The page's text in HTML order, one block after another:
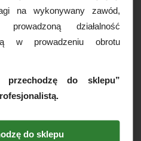
włókninowy MAXI
op.
jakości włókniny,
przyjemny w dotyku.
oraz nie pyli - idealny do
salonach kosmetycznych,
o wysokim standardzie
na wykonywany zawód,
działalność
w prowadzeniu obrotu
do sklepu”
do sklepu